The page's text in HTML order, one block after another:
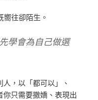
往卻陌生。
學會為自己做選
，以「都可以」、
你只需要撒嬌、表現出